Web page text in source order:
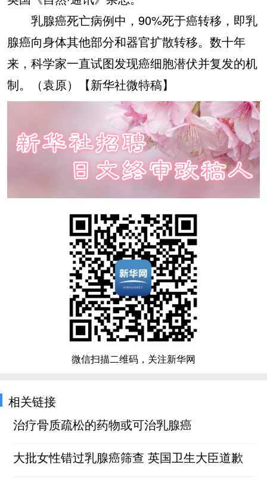
乳腺癌死亡病例中，90%死于癌转移，即乳
腺癌向身体其他部分和器官扩散转移。数十年
来，科学家一直试图发现癌细胞潜伏并复发的机
制。（袁原）【新华社微特稿】
微信扫描二维码，关注新华网
相关链接
治疗骨质疏松的药物或可治乳腺癌
大批女性错过乳腺癌筛查 英国卫生大臣道歉